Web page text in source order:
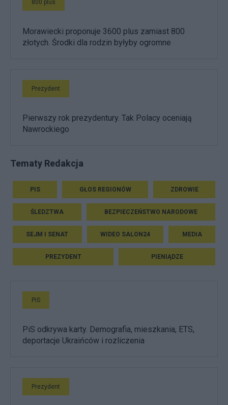
800 plus
Morawiecki proponuje 3600 plus zamiast 800
złotych. Środki dla rodzin byłyby ogromne
Prezydent
Pierwszy rok prezydentury. Tak Polacy oceniają
Nawrockiego
Tematy Redakcja
PIS GŁOS REGIONÓW ZDROWIE
ŚLEDZTWA BEZPIECZEŃSTWO NARODOWE
SEJM I SENAT WIDEO SALON24 MEDIA
PREZYDENT PIENIĄDZE
PiS
PiS odkrywa karty. Demografia, mieszkania, ETS,
deportacje Ukraińców i rozliczenia
Prezydent